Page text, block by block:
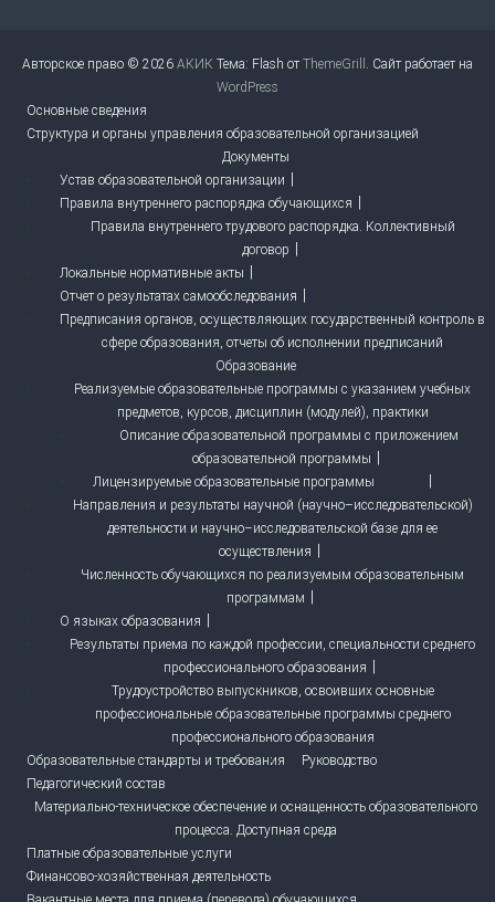
Авторское право © 2026 АКИК Тема: Flash отThemeGrill
. Сайт работает на
WordPress
Основные сведения
Структура и органы управления образовательной организацией
Документы
Устав образовательной организации
Правила внутреннего распорядка обучающихся
Правила внутреннего трудового распорядка. Коллективный
договор
Локальные нормативные акты
Отчет о результатах самообследования
Предписания органов, осуществляющих государственный контроль в
сфере образования, отчеты об исполнении предписаний
Образование
Реализуемые образовательные программы с указанием учебных
предметов, курсов, дисциплин (модулей), практики
Описание образовательной программы с приложением
образовательной программы
Лицензируемые образовательные программы
Направления и результаты научной (научно–исследовательской)
деятельности и научно–исследовательской базе для ее
осуществления
Численность обучающихся по реализуемым образовательным
программам
О языках образования
Результаты приема по каждой профессии, специальности среднего
профессионального образования
Трудоустройство выпускников, освоивших основные
профессиональные образовательные программы среднего
профессионального образования
Образовательные стандарты и требования
Руководство
Педагогический состав
Материально-техническое обеспечение и оснащенность образовательного
процесса. Доступная среда
Платные образовательные услуги
Финансово-хозяйственная деятельность